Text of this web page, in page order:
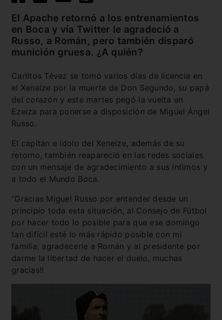
El Apache retornó a los entrenamientos
en Boca y vía Twitter le agradeció a
Russo, a Román, pero también disparó
munición gruesa. ¿A quién?
Carlitos Tévez se tomó varios días de licencia en
el Xeneize por la muerte de Don Segundo, su papá
del corazón y este martes pegó la vuelta en
Ezeiza para ponerse a disposición de Miguel Ángel
Russo.
El capitán e ídolo del Xeneize, además de su
retorno, también reapareció en las redes sociales
con un mensaje de agradecimiento a sus íntimos y
a todo el Mundo Boca.
“Gracias Miguel Russo por entender desde un
principio toda esta situación, al Consejo de Fútbol
por hacer todo lo posible para que ese domingo
tan difícil esté lo más rápido posible con mi
familia, agradecerle a Román y al presidente por
darme la libertad de hacer el duelo, muchas
gracias!!